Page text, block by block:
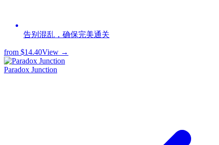
告别混乱，确保完美通关
from $14.40View →
Paradox Junction